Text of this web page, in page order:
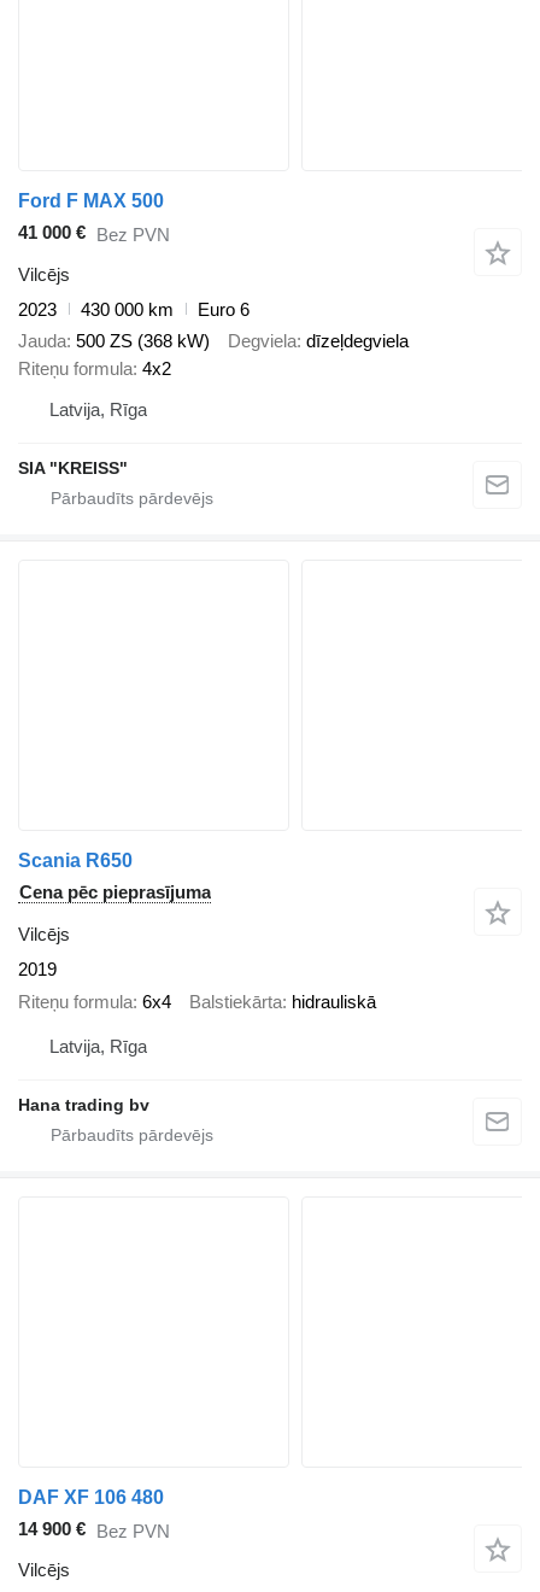
Ford F MAX 500
41 000 € Bez PVN
Vilcējs
2023
430 000 km
Euro 6
Jauda 500 ZS (368 kW) Degviela dīzeļdegviela
Riteņu formula 4x2
Latvija, Rīga
SIA "KREISS"
Scania R650
Cena pēc pieprasījuma
Vilcējs
2019
Riteņu formula 6x4 Balstiekārta hidrauliskā
Latvija, Rīga
Hana trading bv
DAF XF 106 480
14 900 € Bez PVN
Vilcējs